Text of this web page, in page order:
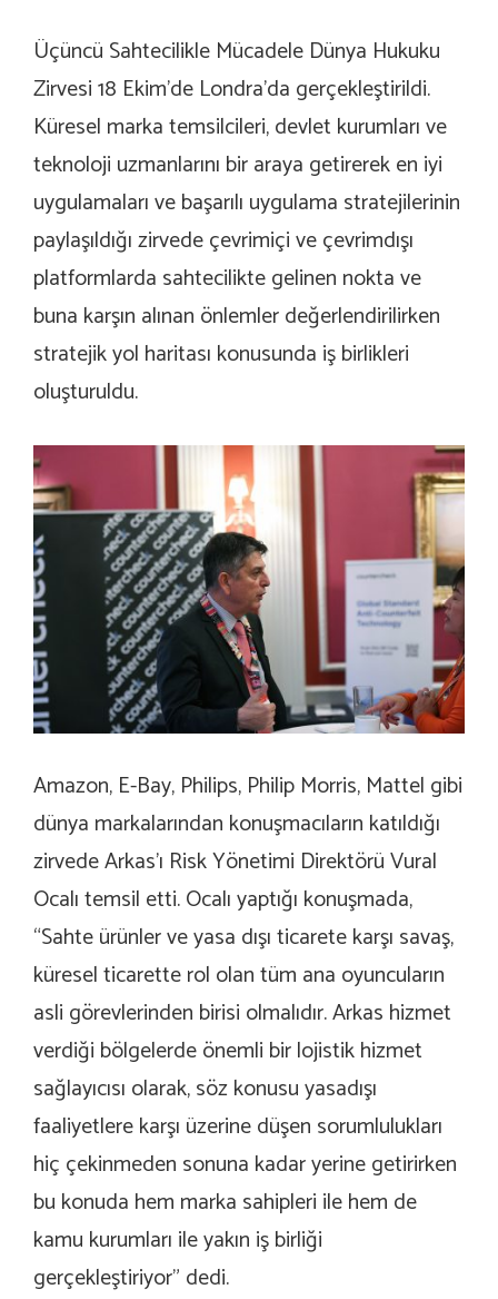
Üçüncü Sahtecilikle Mücadele Dünya Hukuku
Zirvesi 18 Ekim’de Londra’da gerçekleştirildi.
Küresel marka temsilcileri, devlet kurumları ve
teknoloji uzmanlarını bir araya getirerek en iyi
uygulamaları ve başarılı uygulama stratejilerinin
paylaşıldığı zirvede çevrimiçi ve çevrimdışı
platformlarda sahtecilikte gelinen nokta ve
buna karşın alınan önlemler değerlendirilirken
stratejik yol haritası konusunda iş birlikleri
oluşturuldu.
Amazon, E-Bay, Philips, Philip Morris, Mattel gibi
dünya markalarından konuşmacıların katıldığı
zirvede Arkas’ı Risk Yönetimi Direktörü Vural
Ocalı temsil etti. Ocalı yaptığı konuşmada,
“Sahte ürünler ve yasa dışı ticarete karşı savaş,
küresel ticarette rol olan tüm ana oyuncuların
asli görevlerinden birisi olmalıdır. Arkas hizmet
verdiği bölgelerde önemli bir lojistik hizmet
sağlayıcısı olarak, söz konusu yasadışı
faaliyetlere karşı üzerine düşen sorumlulukları
hiç çekinmeden sonuna kadar yerine getirirken
bu konuda hem marka sahipleri ile hem de
kamu kurumları ile yakın iş birliği
gerçekleştiriyor” dedi.